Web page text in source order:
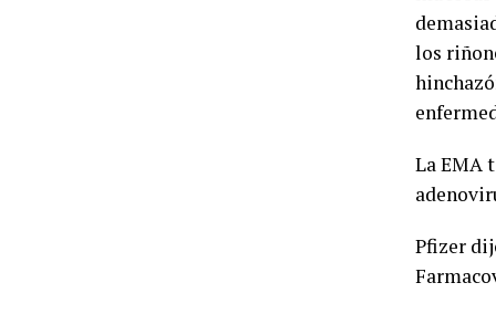
los
La EMA
Pfizer